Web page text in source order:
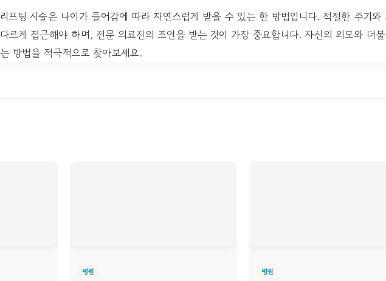
리프팅 시술은 나이가 들어감에 따라 자연스럽게 받을 수 있는 한 방법입니다. 적절한 주기
다르게 접근해야 하며, 전문 의료진의 조언을 받는 것이 가장 중요합니다. 자신의 외모와 더
는 방법을 적극적으로 찾아보세요.
병원 병원